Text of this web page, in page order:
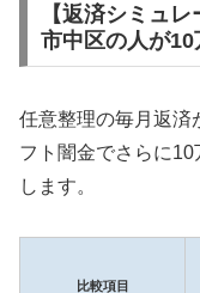
【返済シミュ
市中区の人が
任意整理の毎月返済
フト闇金でさらに
します。
比較項目